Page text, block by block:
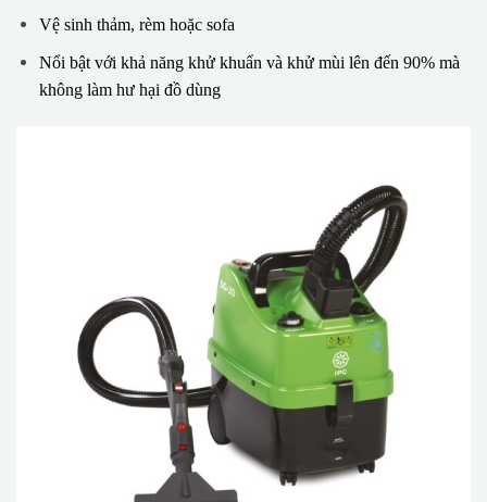
Vệ sinh thảm, rèm hoặc sofa
Nổi bật với khả năng khử khuẩn và khử mùi lên đến 90% mà
không làm hư hại đồ dùng